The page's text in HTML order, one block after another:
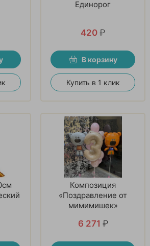
Единорог
420 ₽
В корзину
Купить в 1 клик
Композиция
«Поздравление от
мимимишек»
6 271 ₽